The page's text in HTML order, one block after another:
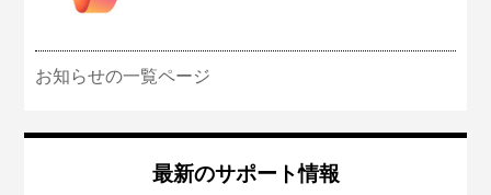
お知らせの一覧ページ
最新のサポート情報